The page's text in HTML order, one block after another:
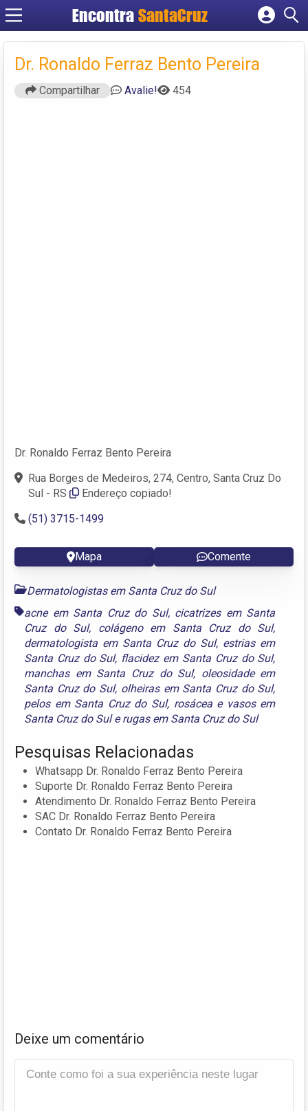
Encontra
Cadastrar empresa
Criar conta
Dr. Ronaldo Ferraz Bento Pereira
Compartilhar Avalie! 454
Dr. Ronaldo Ferraz Bento Pereira
Rua Borges de Medeiros, 274, Centro, Santa Cruz Do
Sul - RS
Endereço copiado!
(51) 3715-1499
Mapa Comente
Dermatologistas em Santa Cruz do Sul
acne em Santa Cruz do Sul, cicatrizes em Santa
Cruz do Sul, colágeno em Santa Cruz do Sul,
dermatologista em Santa Cruz do Sul, estrias em
Santa Cruz do Sul, flacidez em Santa Cruz do Sul,
manchas em Santa Cruz do Sul, oleosidade em
Santa Cruz do Sul, olheiras em Santa Cruz do Sul,
pelos em Santa Cruz do Sul, rosácea e vasos em
Santa Cruz do Sulerugas em Santa Cruz do Sul
Pesquisas Relacionadas
Whatsapp Dr. Ronaldo Ferraz Bento Pereira
Suporte Dr. Ronaldo Ferraz Bento Pereira
Atendimento Dr. Ronaldo Ferraz Bento Pereira
SAC Dr. Ronaldo Ferraz Bento Pereira
Contato Dr. Ronaldo Ferraz Bento Pereira
Deixe um comentário